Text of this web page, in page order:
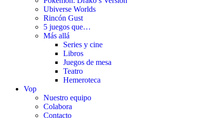
Ubiverse Worlds
Rincón Gust
5 juegos que…
Más allá
Series y cine
Libros
Juegos de mesa
Teatro
Hemeroteca
Vop
Nuestro equipo
Colabora
Contacto